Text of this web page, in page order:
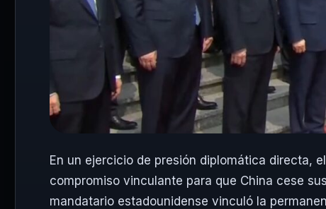
En un ejercicio de presión diplomática directa,
compromiso vinculante para que China cese
mandatario estadounidense vinculó la